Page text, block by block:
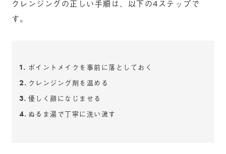
クレンジングの正しい手順は、以下の4ステップで
す。
ポイントメイクを事前に落としておく
クレンジング剤を温める
優しく顔になじませる
ぬるま湯で丁寧に洗い流す